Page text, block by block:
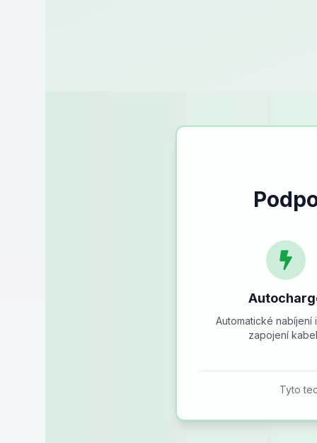
Automatické nabíjení
zapojení
Tyto